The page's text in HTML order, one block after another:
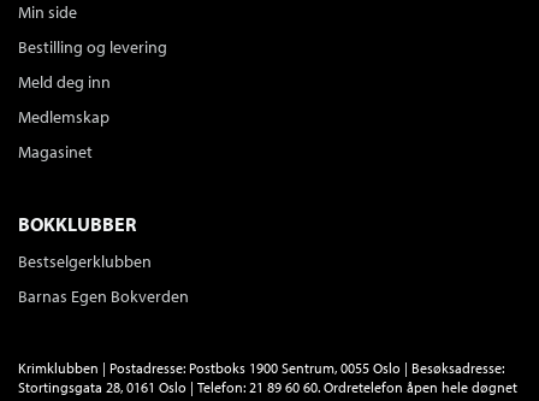
Min side
Bestilling og levering
Meld deg inn
Medlemskap
Magasinet
BOKKLUBBER
Bestselgerklubben
Barnas Egen Bokverden
Krimklubben | Postadresse: Postboks 1900 Sentrum, 0055 Oslo | Besøksadresse:
Stortingsgata 28, 0161 Oslo | Telefon: 21 89 60 60. Ordretelefon åpen hele døgnet